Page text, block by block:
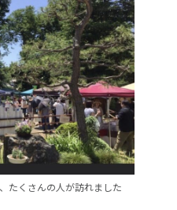
たくさんの人が訪れました